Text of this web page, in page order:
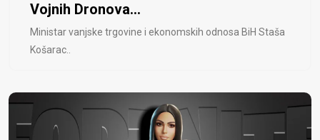
Vojnih Dronova...
Ministar vanjske trgovine i ekonomskih odnosa BiH Staša
Košarac..